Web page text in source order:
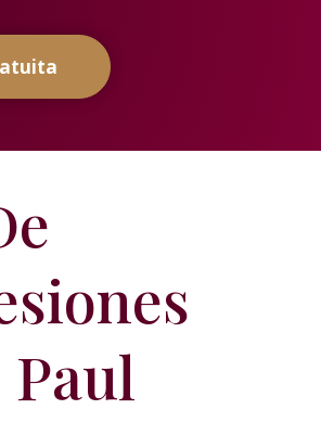
Paul